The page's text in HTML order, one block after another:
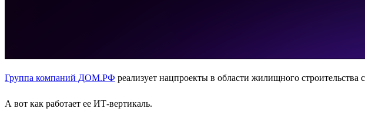
Группа компаний ДОМ.РФ реализует нацпроекты в области жилищного
А вот как работает ее ИТ-вертикаль.